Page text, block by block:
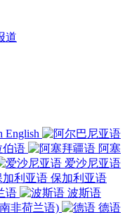
道
English
伯语
阿塞
爱沙尼亚语
保加利亚语
语
波斯语
非荷兰语)
德语